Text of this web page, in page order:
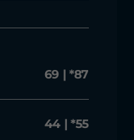
69 | *87
44 | *55